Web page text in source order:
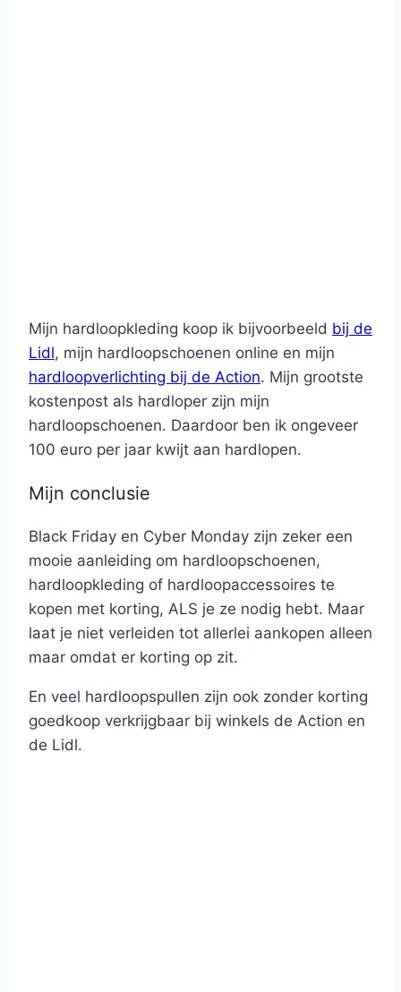
Mijn hardloopkleding koop ik bijvoorbeeld bij de
Lidl, mijn hardloopschoenen online en mijn
hardloopverlichting bij de Action. Mijn grootste
kostenpost als hardloper zijn mijn
hardloopschoenen. Daardoor ben ik ongeveer
100 euro per jaar kwijt aan hardlopen.
Mijn conclusie
Black Friday en Cyber Monday zijn zeker een
mooie aanleiding om hardloopschoenen,
hardloopkleding of hardloopaccessoires te
kopen met korting, ALS je ze nodig hebt. Maar
laat je niet verleiden tot allerlei aankopen alleen
maar omdat er korting op zit.
En veel hardloopspullen zijn ook zonder korting
goedkoop verkrijgbaar bij winkels de Action en
de Lidl.